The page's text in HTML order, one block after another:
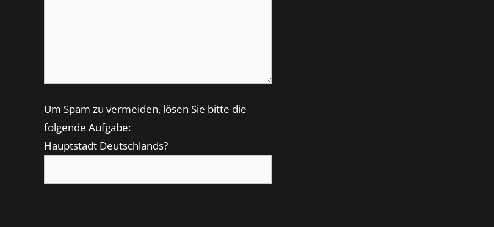
Um Spam zu vermeiden, lösen Sie bitte die
folgende Aufgabe:
Hauptstadt Deutschlands?